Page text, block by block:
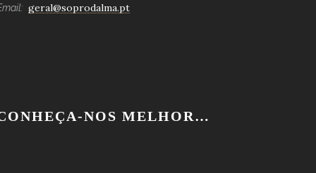
geral@soprodalma.pt
NOS MELHOR…